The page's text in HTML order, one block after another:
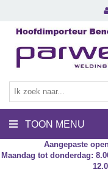
TOON MENU
Aangepaste
Maandag tot donderdag: